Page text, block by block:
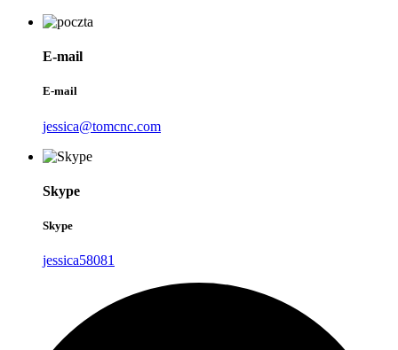
E-mail
E-mail
jessica@tomcnc.com
Skype
Skype
jessica58081